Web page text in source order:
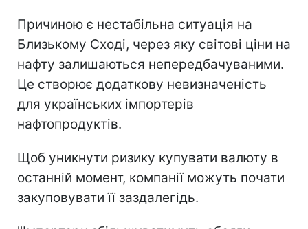
Причиною є нестабільна ситуація на
Близькому Сході, через яку світові ціни на
нафту залишаються непередбачуваними.
Це створює додаткову невизначеність
для українських імпортерів
нафтопродуктів.
Щоб уникнути ризику купувати валюту в
останній момент, компанії можуть почати
закуповувати її заздалегідь.